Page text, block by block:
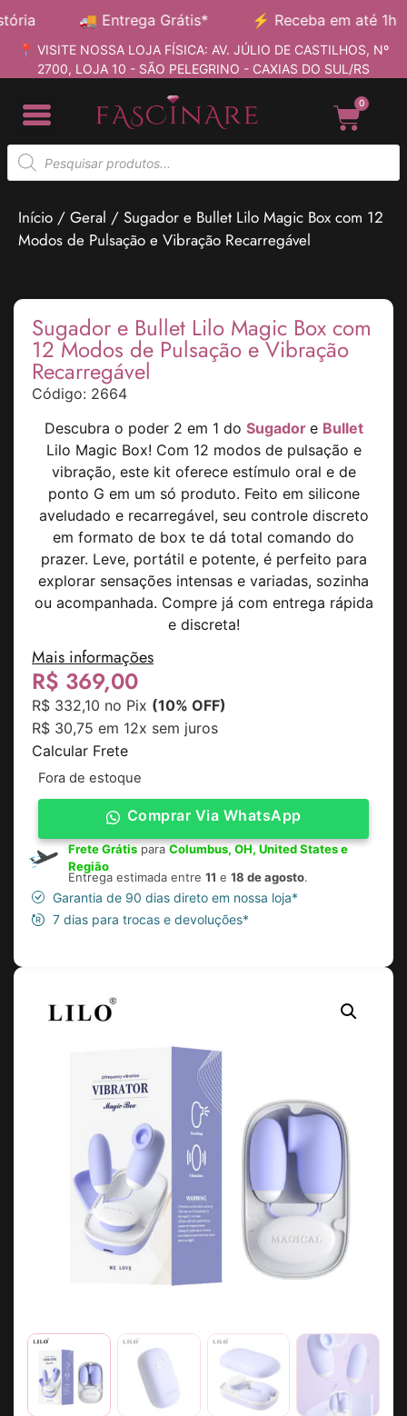
Entrega Grátis* Receba em até 1h
📍 VISITE NOSSA LOJA FÍSICA: AV. JÚLIO DE CASTILHOS, Nº
2700, LOJA 10 - SÃO PELEGRINO - CAXIAS DO SUL/RS
0
Início / Geral / Sugador e Bullet Lilo Magic Box com 12
Modos de Pulsação e Vibração Recarregável
Sugador e Bullet Lilo Magic Box com
12 Modos de Pulsação e Vibração
Recarregável
Código: 2664
Descubra o poder 2 em 1 do Sugador e Bullet
Lilo Magic Box! Com 12 modos de pulsação e
vibração, este kit oferece estímulo oral e de
ponto G em um só produto. Feito em silicone
aveludado e recarregável, seu controle discreto
em formato de box te dá total comando do
prazer. Leve, portátil e potente, é perfeito para
explorar sensações intensas e variadas, sozinha
ou acompanhada. Compre já com entrega rápida
e discreta!
Mais informações
R$ 369,00
R$ 332,10 no Pix (10% OFF)
R$ 30,75 em 12x sem juros
Calcular Frete
Fora de estoque
Comprar Via WhatsApp
Frete GrátisparaColumbus, OH, United States e
Região
Entrega estimada entre 11 e 18 de agosto.
Garantia de 90 dias direto em nossa loja*
7 dias para trocas e devoluções*